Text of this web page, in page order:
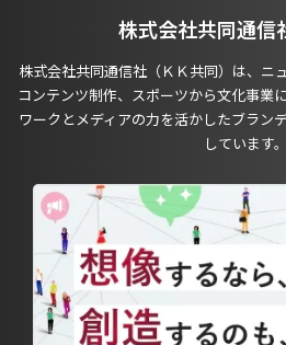
株式会社共同通信
株式会社共同通信社（ＫＫ共同）は、ニ
コンテンツ制作、スポーツから文化事業
ワークとメディアの力を活かしたブラン
しています。